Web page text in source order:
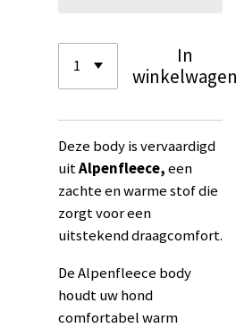
In
Deze body is vervaardigd
uitAlpenfleece,een
zachte en warme stof die
zorgt voor een
uitstekend draagcomfort.
De Alpenfleece body
houdt uw hond
comfortabel warm